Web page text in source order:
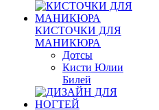
КИСТОЧКИ ДЛЯ
МАНИКЮРА
Дотсы
Кисти Юлии
Билей